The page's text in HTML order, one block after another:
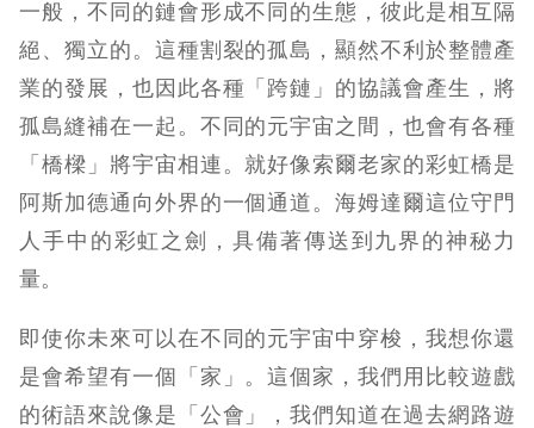
一般，不同的鏈會形成不同的生態，彼此是相互隔
絕、獨立的。這種割裂的孤島，顯然不利於整體產
業的發展，也因此各種「跨鏈」的協議會產生，將
孤島縫補在一起。不同的元宇宙之間，也會有各種
「橋樑」將宇宙相連。就好像索爾老家的彩虹橋是
阿斯加德通向外界的一個通道。海姆達爾這位守門
人手中的彩虹之劍，具備著傳送到九界的神秘力
量。
即使你未來可以在不同的元宇宙中穿梭，我想你還
是會希望有一個「家」。這個家，我們用比較遊戲
的術語來說像是「公會」，我們知道在過去網路遊